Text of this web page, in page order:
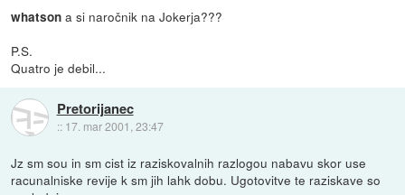
whatson a si naročnik na Jokerja???
P.S.
Quatro je debil...
Pretorijanec
:: 17. mar 2001, 23:47
Jz sm sou in sm cist iz raziskovalnih razlogou nabavu skor use
racunalniske revije k sm jih lahk dobu. Ugotovitve te raziskave so